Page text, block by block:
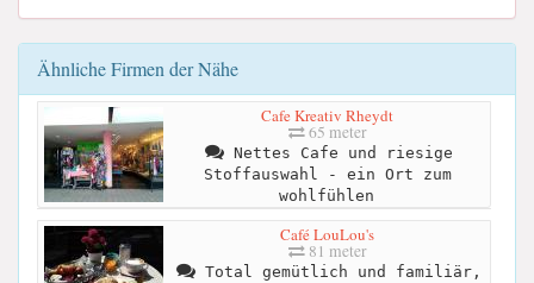
Ähnliche Firmen der Nähe
Cafe Kreativ Rheydt
65 meter
Nettes Cafe und riesige
Stoffauswahl - ein Ort zum
wohlfühlen
Café LouLou's
81 meter
Total gemütlich und familiär,